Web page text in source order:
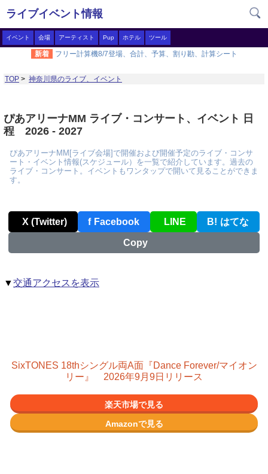
ライブイベント情報
イベント 会場 アーティスト Pup ホテル ツール
新着 フリー計算機8/7登場、合計、予算、割り勘、計算シート
TOP > 神奈川県のライブ、イベント
ぴあアリーナMM ライブ・コンサート、イベント 日
程 2026 - 2027
ぴあアリーナMM[ライブ会場]で開催および開催予定のライブ・コンサ
ート・イベント情報(スケジュール）を一覧で紹介しています。過去の
ライブ・コンサート。イベントもワンタップで開いて見ることができま
す。
X (Twitter) f Facebook LINE B! はてな
Copy
▼交通アクセスを表示
SixTONES 18thシングル両A面『Dance Forever/マイオン
リー』 2026年9月9日リリース
楽天市場で見る
Amazonで見る